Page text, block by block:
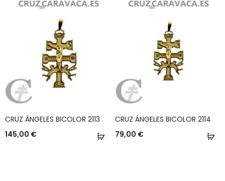
carrito
Añadir
CRUZ ÁNGELES BICOLOR 2113
145,00 €
CRUZ ÁNGELES BICOLOR 2114
79,00 €